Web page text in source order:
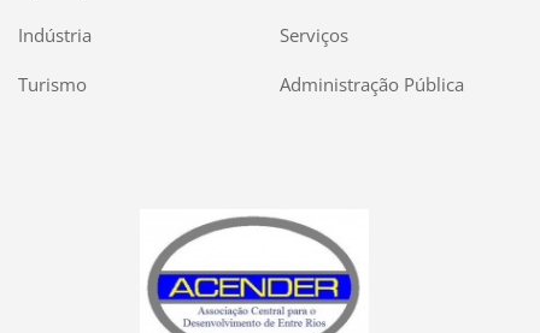
Indústria Serviços
Turismo Administração Pública